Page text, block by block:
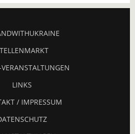
LINKS
/ IMPRESSUM